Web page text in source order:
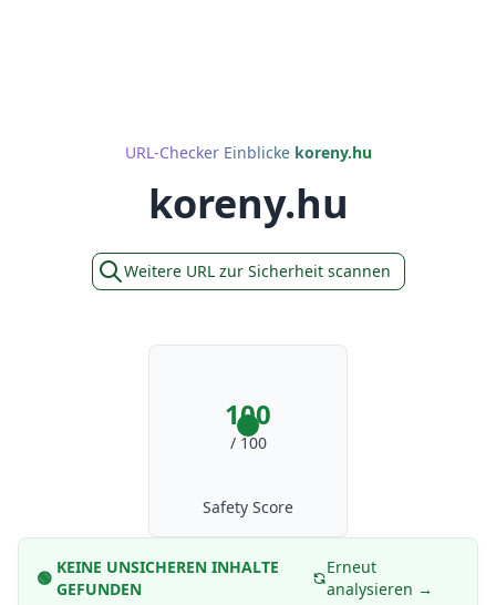
URL-Checker Einblicke koreny.hu
koreny.hu
Weitere URL zur Sicherheit scannen
100
/ 100
Safety Score
🟢
KEINE UNSICHEREN INHALTE
GEFUNDEN
Erneut
analysieren →